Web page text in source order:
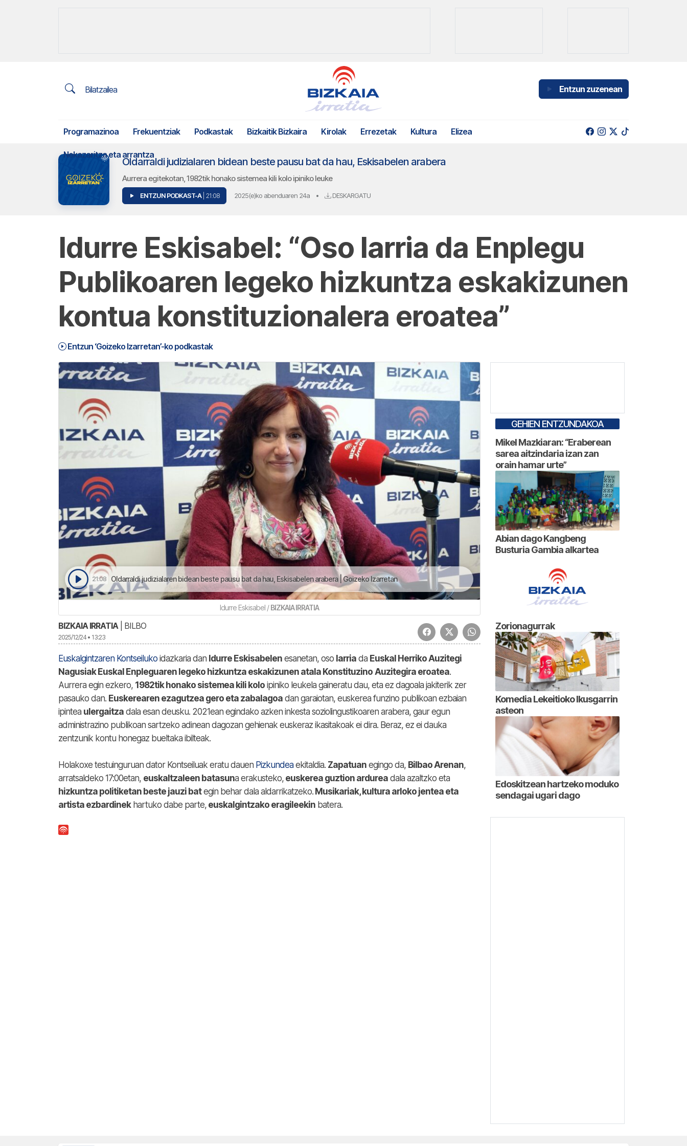
Bilatzailea Entzun zuzenean
Programazinoa Frekuentziak Podkastak Bizkaitik Bizkaira Kirolak Errezetak Kultura Elizea
Nekazaritza eta arrantza
Oldarraldi judizialaren bidean beste pausu bat da hau, Eskisabelen arabera
Aurrera egitekotan, 1982tik honako sistemea kili kolo ipiniko leuke
ENTZUN PODKAST-A | 21:08 2025(e)ko abenduaren 24a • DESKARGATU
Idurre Eskisabel: “Oso larria da Enplegu
Publikoaren legeko hizkuntza eskakizunen
kontua konstituzionalera eroatea”
Entzun ‘Goizeko Izarretan’-ko podkastak
21:08 Oldarraldi judizialaren bidean beste pausu bat da hau, Eskisabelen arabera | Goizeko Izarretan
Idurre Eskisabel /BIZKAIA IRRATIA
BIZKAIA IRRATIA| BILBO
2025/12/24 • 13:23
Euskalgintzaren Kontseiluko idazkaria dan Idurre Eskisabelen esanetan, oso larria da Euskal Herriko Auzitegi
Nagusiak Euskal Enpleguaren legeko hizkuntza eskakizunen atala Konstituzino Auzitegira eroatea.
Aurrera egin ezkero, 1982tik honako sistemea kili kolo ipiniko leukela gaineratu dau, eta ez dagoala jakiterik zer
pasauko dan. Euskerearen ezagutzea gero eta zabalagoa dan garaiotan, euskerea funzino publikoan ezbaian
ipintea ulergaitza dala esan deusku. 2021ean egindako azken inkesta soziolingustikoaren arabera, gaur egun
administrazino publikoan sartzeko adinean dagozan gehienak euskeraz ikasitakoak ei dira. Beraz, ez ei dauka
zentzunik kontu honegaz bueltaka ibilteak.
Holakoxe testuinguruan dator Kontseiluak eratu dauen Pizkundeaekitaldia. Zapatuan egingo da, Bilbao Arenan,
arratsaldeko 17:00etan, euskaltzaleen batasuna erakusteko, euskerea guztion ardurea dala azaltzko eta
hizkuntza politiketan beste jauzi bategin behar dala aldarrikatzeko. Musikariak, kultura arloko jentea eta
artista ezbardinekhartuko dabe parte, euskalgintzako eragileekin batera.
GEHIEN ENTZUNDAKOA
Mikel Mazkiaran: “Eraberean
sarea aitzindaria izan zan
orain hamar urte”
Abian dago Kangbeng
Busturia Gambia alkartea
Zorionagurrak
Komedia Lekeitioko Ikusgarrin
asteon
Edoskitzean hartzeko moduko
sendagai ugari dago